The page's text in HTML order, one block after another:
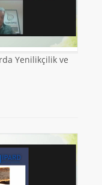
Yenilikçilik ve